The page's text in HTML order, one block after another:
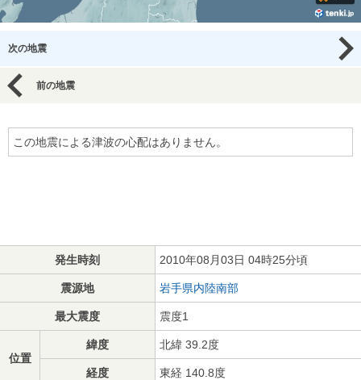
次の地震
前の地震
この地震による津波の心配はありません。
発生時刻 2010年08月03日 04時25分頃
震源地 岩手県内陸南部
最大震度 震度1
位置
緯度 北緯 39.2度
経度 東経 140.8度